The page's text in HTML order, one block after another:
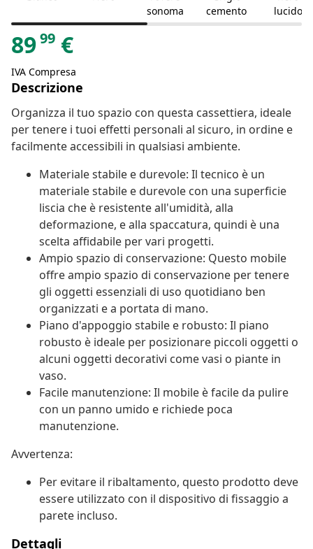
sonoma
cemento
lucido
8999 €
IVA Compresa
Descrizione
Organizza il tuo spazio con questa cassettiera, ideale
per tenere i tuoi effetti personali al sicuro, in ordine e
facilmente accessibili in qualsiasi ambiente.
Materiale stabile e durevole: Il tecnico è un
materiale stabile e durevole con una superficie
liscia che è resistente all'umidità, alla
deformazione, e alla spaccatura, quindi è una
scelta affidabile per vari progetti.
Ampio spazio di conservazione: Questo mobile
offre ampio spazio di conservazione per tenere
gli oggetti essenziali di uso quotidiano ben
organizzati e a portata di mano.
Piano d'appoggio stabile e robusto: Il piano
robusto è ideale per posizionare piccoli oggetti o
alcuni oggetti decorativi come vasi o piante in
vaso.
Facile manutenzione: Il mobile è facile da pulire
con un panno umido e richiede poca
manutenzione.
Avvertenza:
Per evitare il ribaltamento, questo prodotto deve
essere utilizzato con il dispositivo di fissaggio a
parete incluso.
Dettagli